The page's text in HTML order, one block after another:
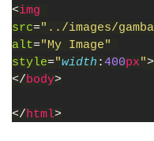
<img
src="../images/
alt="My Image"
style="width :400px">
</body>
</html>